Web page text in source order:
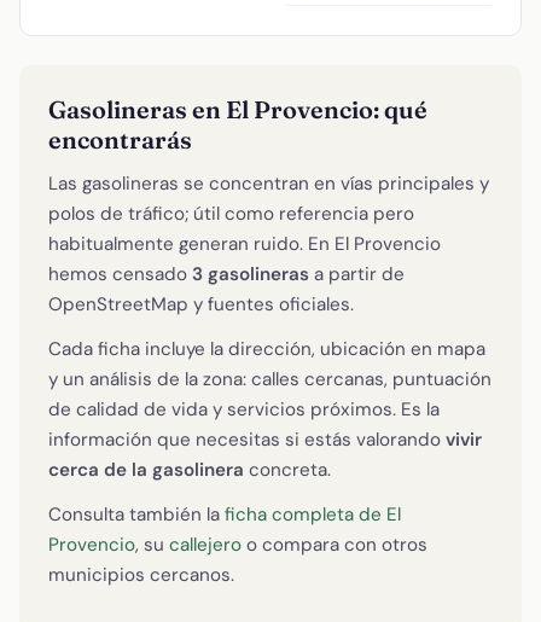
Gasolineras en El Provencio: qué
encontrarás
Las gasolineras se concentran en vías principales y
polos de tráfico; útil como referencia pero
habitualmente generan ruido. En El Provencio
hemos censado 3 gasolineras a partir de
OpenStreetMap y fuentes oficiales.
Cada ficha incluye la dirección, ubicación en mapa
y un análisis de la zona: calles cercanas, puntuación
de calidad de vida y servicios próximos. Es la
información que necesitas si estás valorando vivir
cerca de la gasolinera concreta.
Consulta también la ficha completa de El
Provencio, su callejero o compara con otros
municipios cercanos.